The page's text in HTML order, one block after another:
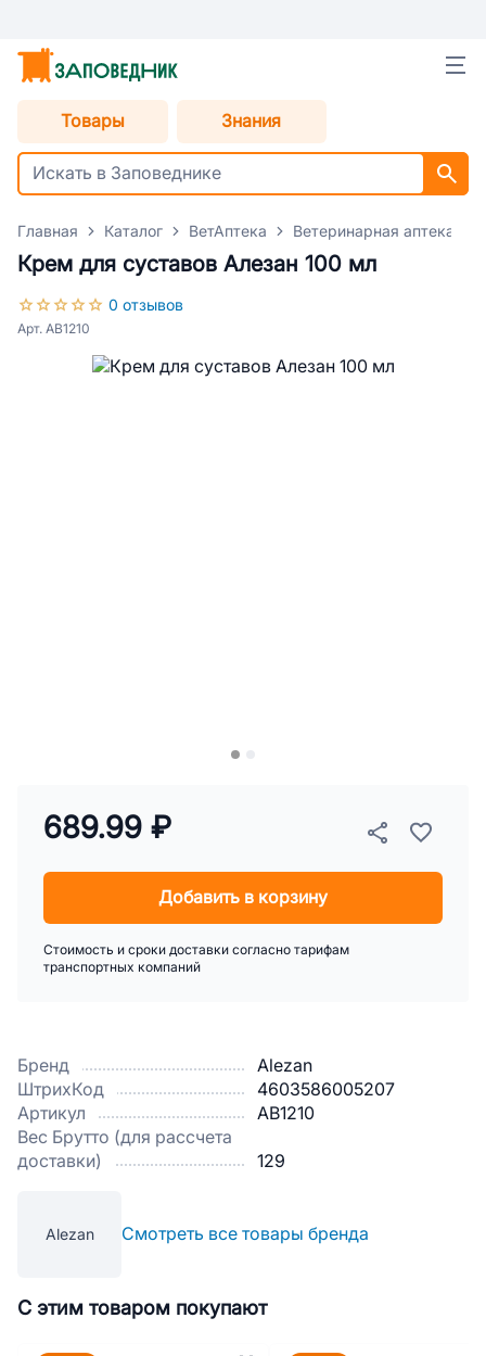
Товары Знания
Главная Каталог ВетАптека Ветеринарная аптека
Крем для суставов Алезан 100 мл
0 отзывов
Арт. AB1210
Бренд
Alezan
ШтрихКод
4603586005207
Артикул
AB1210
Вес Брутто (для рассчета
доставки)
129
Alezan Смотреть все товары бренда
689.99 ₽
Добавить в корзину
Стоимость и сроки доставки согласно тарифам
транспортных компаний
С этим товаром покупают